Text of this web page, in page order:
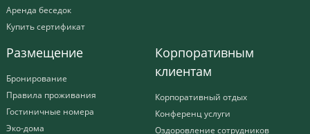
Аренда беседок
Купить сертификат
Размещение
Бронирование
Правила проживания
Гостиничные номера
Эко-дома
Корпоративным
клиентам
Корпоративный отдых
Конференц услуги
Оздоровление сотрудников